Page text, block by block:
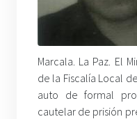
Marcala. La Paz. El
de la Fiscalía Local
auto de formal
cautelar de prisión